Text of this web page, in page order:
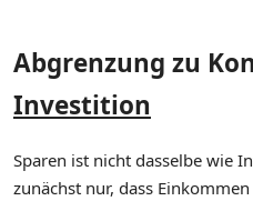
Abgrenzung zu
Investition
Sparen ist nicht dasselbe wie
zunächst nur, dass